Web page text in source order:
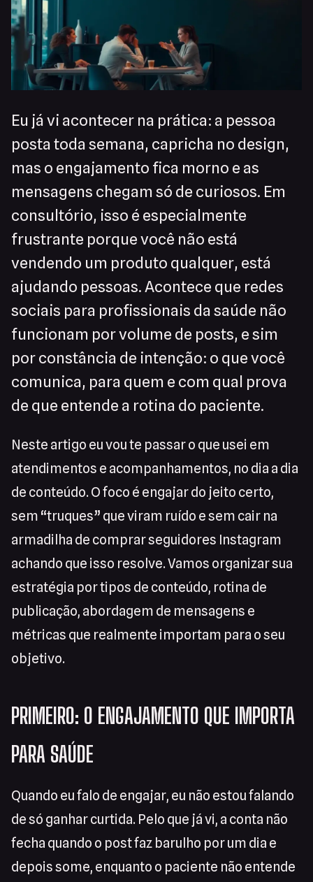
Eu já vi acontecer na prática: a pessoa
posta toda semana, capricha no design,
mas o engajamento fica morno e as
mensagens chegam só de curiosos. Em
consultório, isso é especialmente
frustrante porque você não está
vendendo um produto qualquer, está
ajudando pessoas. Acontece que redes
sociais para profissionais da saúde não
funcionam por volume de posts, e sim
por constância de intenção: o que você
comunica, para quem e com qual prova
de que entende a rotina do paciente.
Neste artigo eu vou te passar o que usei em
atendimentos e acompanhamentos, no dia a dia
de conteúdo. O foco é engajar do jeito certo,
sem “truques” que viram ruído e sem cair na
armadilha de comprar seguidores Instagram
achando que isso resolve. Vamos organizar sua
estratégia por tipos de conteúdo, rotina de
publicação, abordagem de mensagens e
métricas que realmente importam para o seu
objetivo.
PRIMEIRO: O ENGAJAMENTO QUE IMPORTA
PARA SAÚDE
Quando eu falo de engajar, eu não estou falando
de só ganhar curtida. Pelo que já vi, a conta não
fecha quando o post faz barulho por um dia e
depois some, enquanto o paciente não entende